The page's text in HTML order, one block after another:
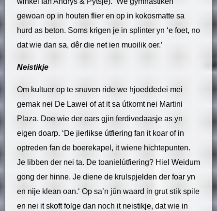
gewoan op in houten flier en op in kokosmatte sa
hurd as beton. Soms krigen je in splinter yn ‘e foet, no
dat wie dan sa, dêr die net ien muoilik oer.’
Neistikje
Om kultuer op te snuven ride we hjoeddedei mei
gemak nei De Lawei of at it sa útkomt nei Martini
Plaza. Doe wie der oars gjin ferdivedaasje as yn
eigen doarp. ‘De jierlikse útfiering fan it koar of in
optreden fan de boerekapel, it wiene hichtepunten.
Je libben der nei ta. De toanielútfiering? Hiel Weidum
gong der hinne. Je diene de krulspjelden der foar yn
en nije klean oan.‘ Op sa’n jûn waard in grut stik spile
en nei it skoft folge dan noch it neistikje, dat wie in